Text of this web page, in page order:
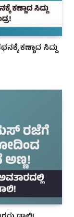
ಕಣ್ಣಾದ ಸಿದ್ದು